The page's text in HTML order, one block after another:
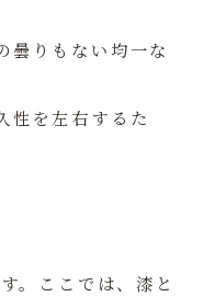
曇りもない均一な
性を左右するた
。ここでは、漆と